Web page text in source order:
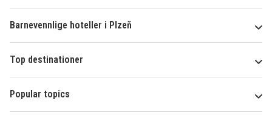
Barnevennlige hoteller i Plzeň
Top destinationer
Popular topics